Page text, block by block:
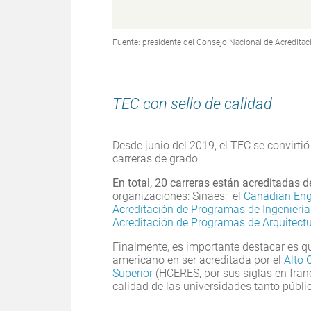
Fuente: presidente del Consejo Nacional de
TEC con sello de calidad
Desde junio del 2019, el TEC se
carreras de grado.
En total, 20 carreras están acreditadas
organizaciones: Sinaes; el Canadian
Acreditación de Programas de
Acreditación de Programas de
Finalmente, es importante destacar es
americano en ser acreditada por el Alto
Superior(HCERES, por sus siglas en
calidad de las universidades tanto